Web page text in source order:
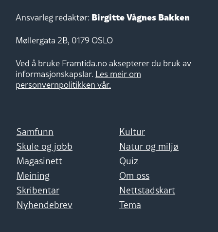
Ansvarleg redaktør: Birgitte Vågnes Bakken
Møllergata 2B, 0179 OSLO
Ved å bruke Framtida.no aksepterer du bruk av
informasjonskapslar. Les meir om
personvernpolitikken vår.
Samfunn
Kultur
Skule og jobb
Natur og miljø
Magasinett
Quiz
Meining
Om oss
Skribentar
Nettstadskart
Nyhendebrev
Tema